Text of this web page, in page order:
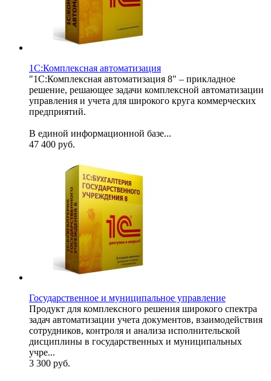
1С:Комплексная автоматизация
"1С:Комплексная автоматизация 8" – прикладное
решение, решающее задачи комплексной автоматизации
управления и учета для широкого круга коммерческих
предприятий.
В единой информационной базе...
47 400 руб.
Государственное и муниципальное управление
Продукт для комплексного решения широкого спектра
задач автоматизации учета документов, взаимодействия
сотрудников, контроля и анализа исполнительской
дисциплины в государственных и муниципальных
учре...
3 300 руб.